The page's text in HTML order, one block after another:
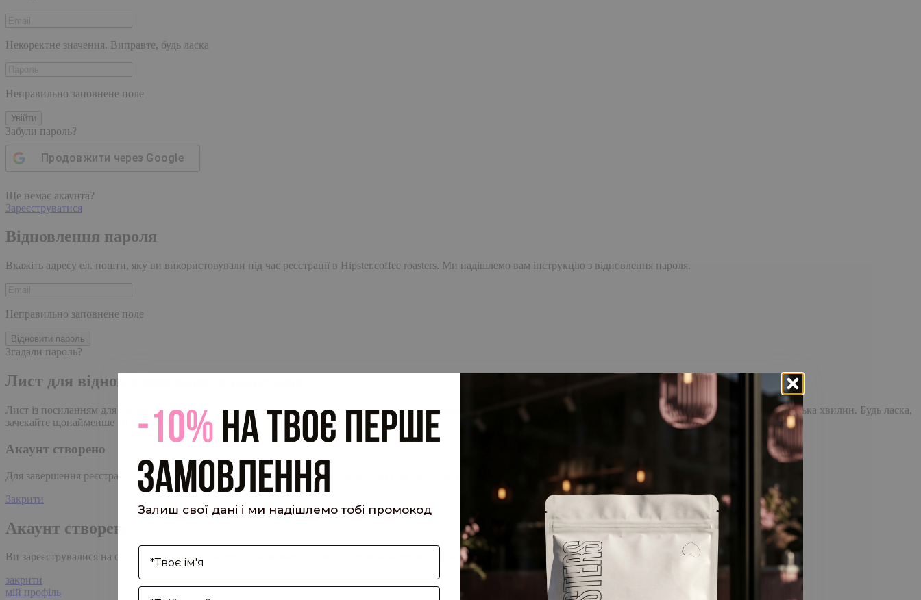
Некоректне значення. Виправте, будь ласка
Неправильно заповнене поле
Увійти
Забули пароль?
Продовжити через Google
Ще немає акаунта?
Зареєструватися
Відновлення пароля
Вкажіть адресу ел. пошти, яку ви використовували під час реєстрації в Hipster.coffee roasters. Ми надішлемо вам інструкцію з відновлення пароля.
Неправильно заповнене поле
Відновити пароль
Згадали пароль?
Лист для відновлення пароля надіслано.
Лист із посиланням для скидання пароля було надіслано на адресу електронної пошти, прив'язану до вашого облікового запису, доставка повідомлення може зайняти кілька хвилин. Будь ласка,
зачекайте щонайменше 10 хвилин, перш ніж ініціювати ще один запит.
Акаунт створено
Для завершення реєстрації, перейдіть за посиланням у листі, який було надіслано Вам на пошту!
Закрити
Акаунт створено
Ви зареєструвалися на сайті Hipster.coffee
roasters і вже можете користуватися особистим кабінетом, щоб отримувати знижки та відстежувати історію замовлень!
закрити
мій профіль
Залиш свої дані і ми надішлемо тобі промокод
І'мя
Enter your email address